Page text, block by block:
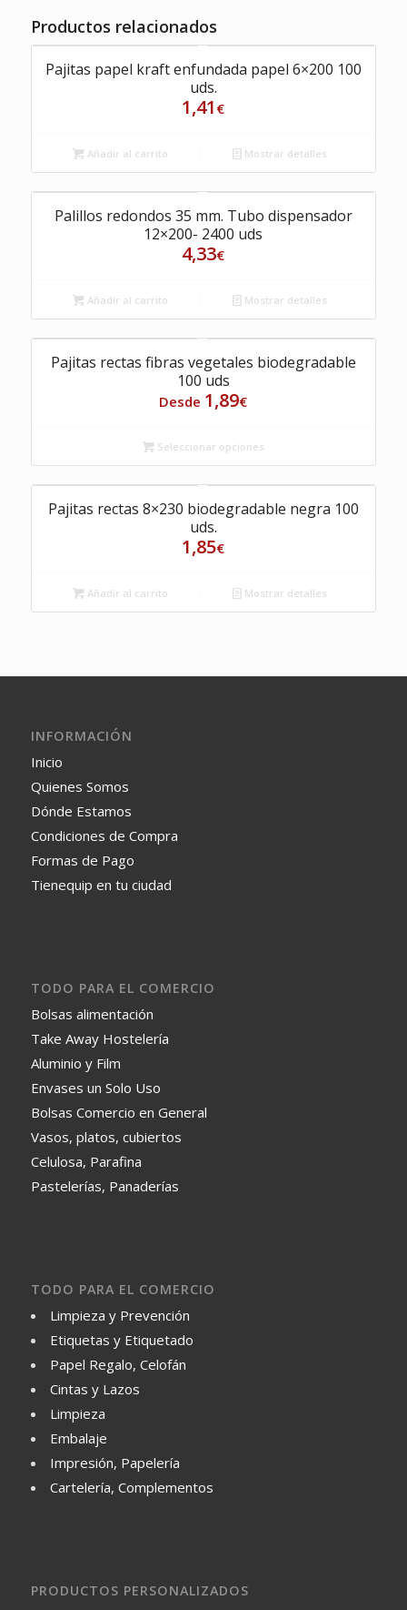
Productos relacionados
Pajitas papel kraft enfundada papel 6×200 100
uds.
1,41 €
Añadir al carrito Mostrar detalles
Palillos redondos 35 mm. Tubo dispensador
12×200- 2400 uds
4,33€
Añadir al carrito Mostrar detalles
Pajitas rectas fibras vegetales biodegradable
100 uds
Desde 1,89€
Seleccionar opciones
Pajitas rectas 8×230 biodegradable negra 100
uds.
1,85€
Añadir al carrito Mostrar detalles
INFORMACIÓN
Inicio
Quienes Somos
Dónde Estamos
Condiciones de Compra
Formas de Pago
Tienequip en tu ciudad
TODO PARA EL COMERCIO
Bolsas alimentación
Take Away Hostelería
Aluminio y Film
Envases un Solo Uso
Bolsas Comercio en General
Vasos, platos, cubiertos
Celulosa, Parafina
Pastelerías, Panaderías
TODO PARA EL COMERCIO
Limpieza y Prevención
Etiquetas y Etiquetado
Papel Regalo, Celofán
Cintas y Lazos
Limpieza
Embalaje
Impresión, Papelería
Cartelería, Complementos
PRODUCTOS PERSONALIZADOS